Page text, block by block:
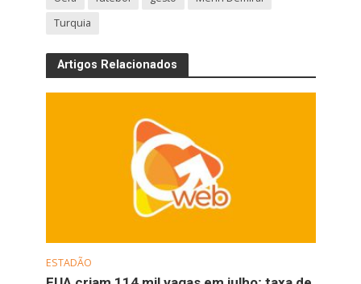
Turquia
Artigos Relacionados
ESTADÃO